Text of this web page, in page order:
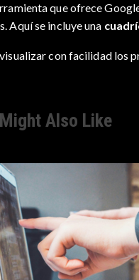
que ofrece
Aquí se incluye una
con facilidad los
Also Like